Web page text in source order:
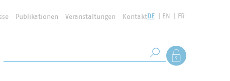
Publikationen Veranstaltungen KontaktDE EN FR
Suche starten
Als Mitglied